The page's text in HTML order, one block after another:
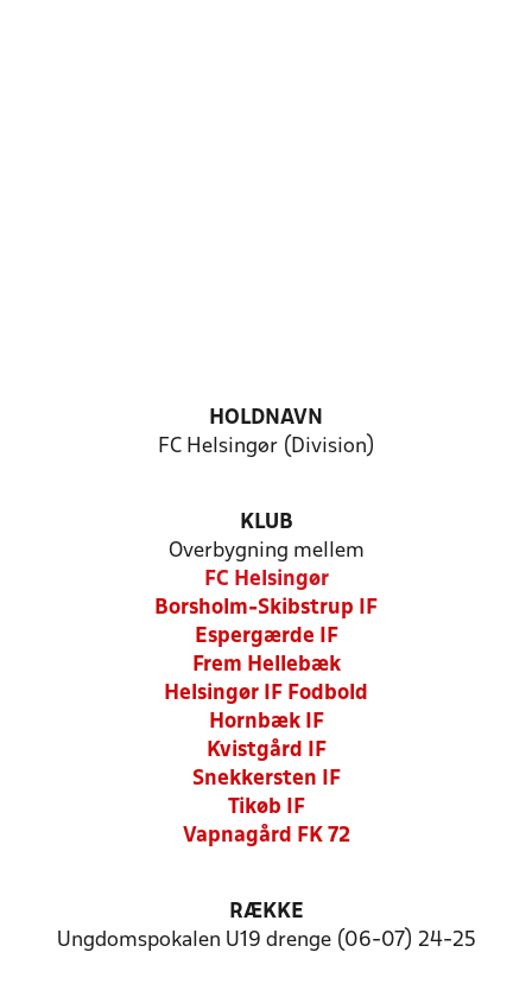
HOLDNAVN
FC Helsingør (Division)
KLUB
Overbygning mellem
FC Helsingør
Borsholm-Skibstrup IF
Espergærde IF
Frem Hellebæk
Helsingør IF Fodbold
Hornbæk IF
Kvistgård IF
Snekkersten IF
Tikøb IF
Vapnagård FK 72
RÆKKE
Ungdomspokalen U19 drenge (06-07) 24-25